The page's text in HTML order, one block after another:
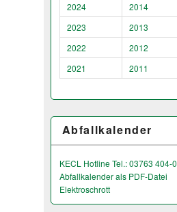
2024
2014
2023
2013
2022
2012
2021
2011
Abfallkalender
KECL Hotline Tel.: 03763 404-0
Abfallkalender als PDF-Datei
Elektroschrott